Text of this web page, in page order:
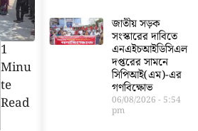
1
Minu
Te
Read
জাতীয় সড়ক
সংস্কারের দাবিতে
এনএইচআইডিসিএল
দপ্তরের সামনে
সিপিআই(এম)-এর
গণবিক্ষোভ
06/08/2026 5:54
pm